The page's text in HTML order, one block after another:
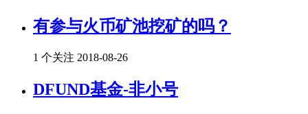
有参与火币矿池挖矿的吗？
1 个关注 2018-08-26
DFUND基金-非小号